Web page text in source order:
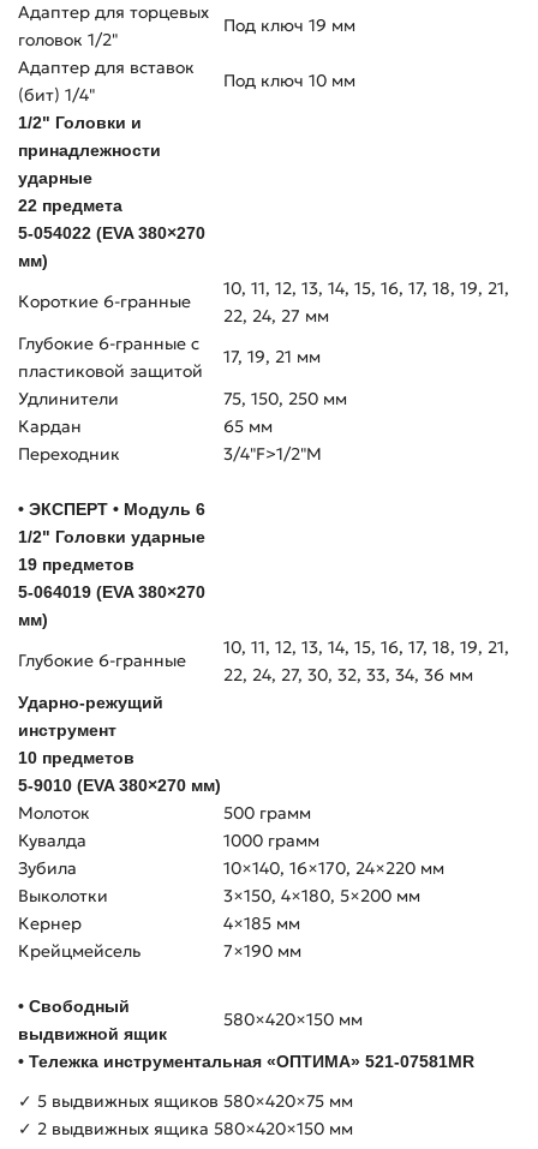
Адаптер для торцевых
головок 1/2"
Под ключ 19 мм
Адаптер для вставок
(бит) 1/4"
Под ключ 10 мм
1/2" Головки и
принадлежности
ударные
22 предмета
5-054022 (EVA 380×270
мм)
Короткие 6-гранные
10, 11, 12, 13, 14, 15, 16, 17, 18, 19, 21,
22, 24, 27 мм
Глубокие 6-гранные с
пластиковой защитой
17, 19, 21 мм
Удлинители
75, 150, 250 мм
Кардан
65 мм
Переходник
3/4"F>1/2"M
• ЭКСПЕРТ • Модуль 6
1/2" Головки ударные
19 предметов
5-064019 (EVA 380×270
мм)
Глубокие 6-гранные
10, 11, 12, 13, 14, 15, 16, 17, 18, 19, 21,
22, 24, 27, 30, 32, 33, 34, 36 мм
Ударно-режущий
инструмент
10 предметов
5-9010 (EVA 380×270 мм)
Молоток
500 грамм
Кувалда
1000 грамм
Зубила
10×140, 16×170, 24×220 мм
Выколотки
3×150, 4×180, 5×200 мм
Кернер
4×185 мм
Крейцмейсель
7×190 мм
• Свободный
выдвижной ящик
580×420×150 мм
• Тележка инструментальная «ОПТИМА» 521-07581MR
✓ 5 выдвижных ящиков 580×420×75 мм
✓ 2 выдвижных ящика 580×420×150 мм